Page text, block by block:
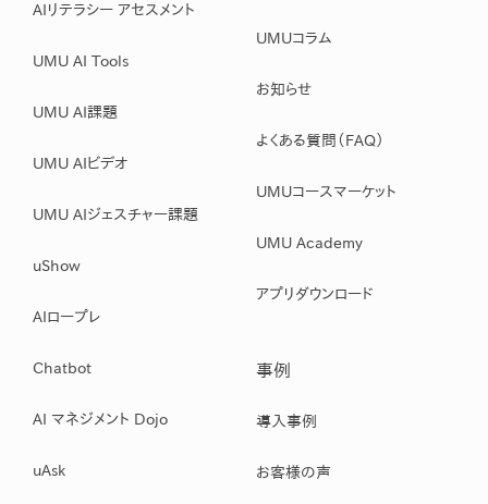
AIリテラシー アセスメント
UMU AI Tools
UMU AI課題
UMU AIビデオ
UMU AIジェスチャー課題
uShow
AIロープレ
Chatbot
AI マネジメント Dojo
uAsk
UMUコラム
お知らせ
よくある質問（FAQ）
UMUコースマーケット
UMU Academy
アプリダウンロード
事例
導入事例
お客様の声